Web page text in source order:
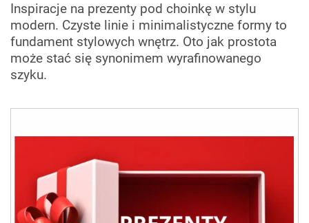
Inspiracje na prezenty pod choinkę w stylu
modern. Czyste linie i minimalistyczne formy to
fundament stylowych wnętrz. Oto jak prostota
może stać się synonimem wyrafinowanego
szyku.